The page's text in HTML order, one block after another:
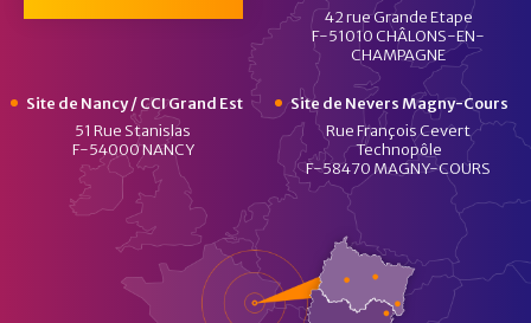
42 rue Grande Etape
F-51010 CHÂLONS-EN-
CHAMPAGNE
Site de Nancy / CCI Grand Est
51 Rue Stanislas
F-54000 NANCY
Site de Nevers Magny-Cours
Rue François Cevert
Technopôle
F-58470 MAGNY-COURS